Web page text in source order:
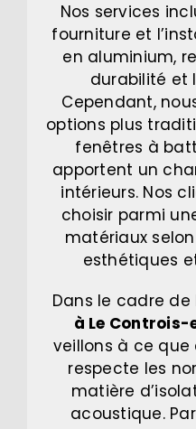
Nos services
fourniture et
en aluminium,
durabilité et
Cependant,
options plus
fenêtres à
apportent un
intérieurs. Nos
choisir parmi
matériaux
esthétiques
Dans le cadre de
à Le
veillons à ce
respecte les
matière
acoustique.